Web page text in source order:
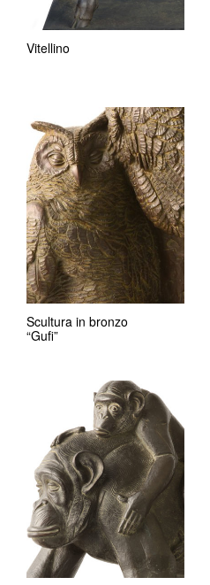
Vitellino
Scultura in bronzo
“Gufi”